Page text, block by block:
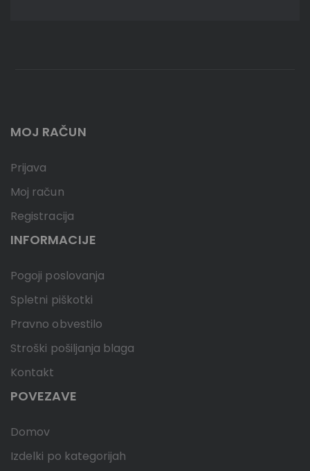
MOJ RAČUN
Prijava
Moj račun
Registracija
INFORMACIJE
Pogoji poslovanja
Spletni piškotki
Pravno obvestilo
Stroški pošiljanja blaga
Kontakt
POVEZAVE
Domov
Izdelki po kategorijah